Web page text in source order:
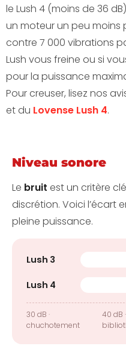
le Lush 4 (moins de 36
un moteur un peu moins
contre 7 000 vibrations
Lush vous freine ou si
pour la puissance
Pour creuser, lisez nos
et du Lovense Lush 4.
Niveau sonore
Le bruit est un critère
discrétion. Voici l’écart
pleine puissance.
Lush 3
Lush 4
30 dB ·
chuchotement
40 dB ·